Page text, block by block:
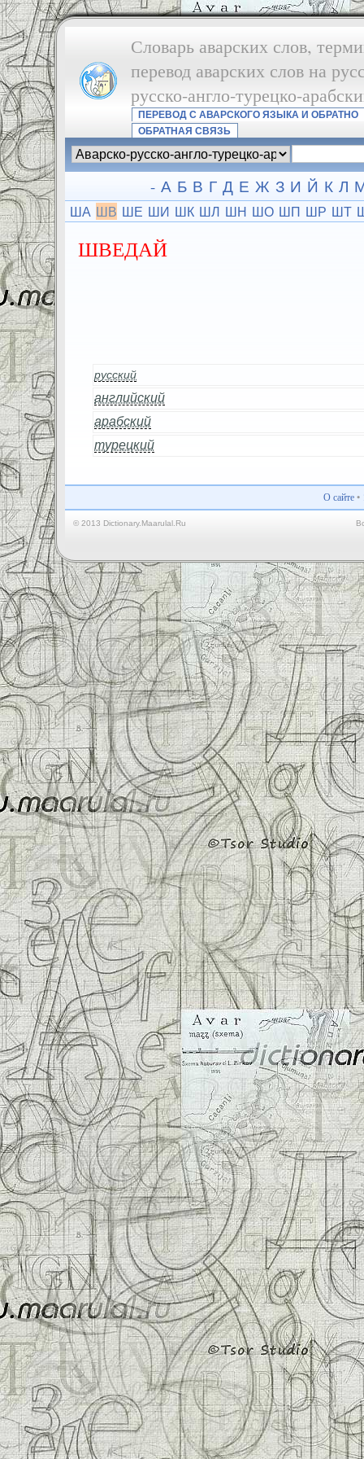
Словарь аварских слов,
перевод аварских слов на
русско-англо-турецко-
ПЕРЕВОД С АВАРСКОГО ЯЗЫКА И ОБРАТНО
ОБРАТНАЯ СВЯЗЬ
- А Б В Г Д Е Ж З И Й К Л
ША ШВ ШЕ ШИ ШК ШЛ ШН ШО ШП ШР ШТ
ШВЕДАЙ
русский
английский
арабский
турецкий
О сайте•
© 2013 Dictionary.Maarulal.Ru